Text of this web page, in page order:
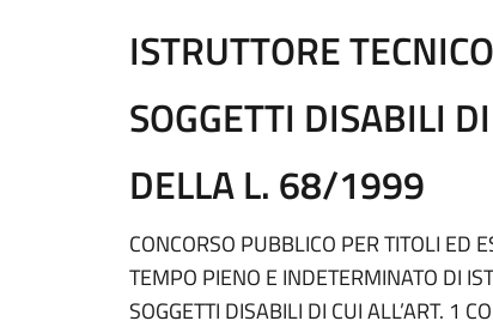
ISTRUTTORE
SOGGETTI DISABILI
DELLA L. 68/1999
CONCORSO PUBBLICO PER TITOLI ED
TEMPO PIENO E INDETERMINATO DI
SOGGETTI DISABILI DI CUI ALL’ART. 1